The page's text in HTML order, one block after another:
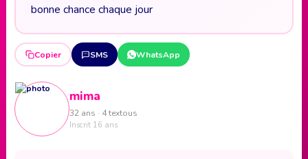
bonne chance chaque jour
Copier SMS WhatsApp
mima
32 ans · 4 textous
Inscrit 16 ans